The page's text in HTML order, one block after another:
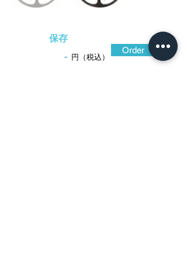
保存
- 円（税込）
Order